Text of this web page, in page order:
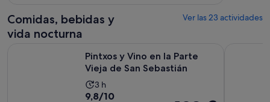
de
comentarios
actual
es
63 €
Comidas, bebidas y
vida nocturna
Ver las 23 actividades
Pintxos y Vino en la Parte
Vieja de San Sebastián
La
duración
3 h
9.8
9,8/10